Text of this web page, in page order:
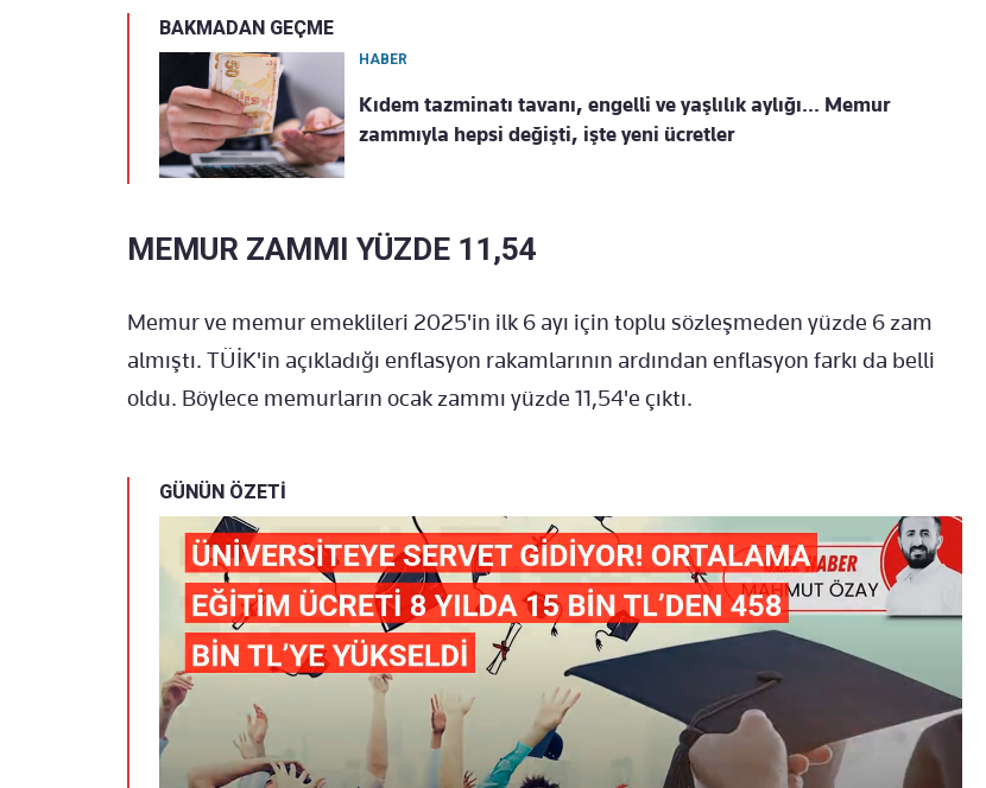
BAKMADAN GEÇME
HABER
Kıdem tazminatı tavanı, engelli ve yaşlılık aylığı... Memur
zammıyla hepsi değişti, işte yeni ücretler
MEMUR ZAMMI YÜZDE 11,54
Memur ve memur emeklileri 2025'in ilk 6 ayı için toplu sözleşmeden yüzde 6 zam
almıştı. TÜİK'in açıkladığı enflasyon rakamlarının ardından enflasyon farkı da belli
oldu. Böylece memurların ocak zammı yüzde 11,54'e çıktı.
GÜNÜN ÖZETİ